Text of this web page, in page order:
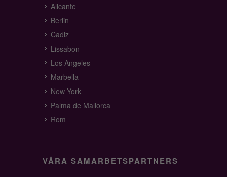
Alicante
Berlin
Cadiz
Lissabon
Los Angeles
Marbella
New York
Palma de Mallorca
Rom
VÅRA SAMARBETSPARTNERS